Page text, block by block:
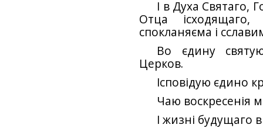
І в Духа Святаго,
Отца
спокланяєма і
Во єдину
Церков.
Ісповідую єдино
Чаю воскресенія
І жизні будущаго